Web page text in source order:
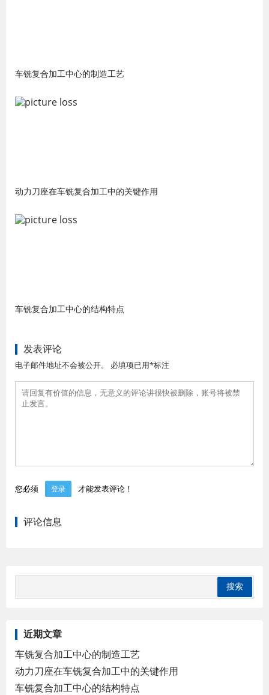
车铣复合加工中心的制造工艺
动力刀座在车铣复合加工中的关键作用
车铣复合加工中心的结构特点
发表评论
电子邮件地址不会被公开。 必填项已用*标注
您必须 登录 才能发表评论！
评论信息
近期文章
车铣复合加工中心的制造工艺
动力刀座在车铣复合加工中的关键作用
车铣复合加工中心的结构特点